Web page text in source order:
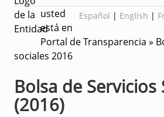
Español | English |
usted
está en
Portal de Transparencia »
sociales 2016
Bolsa de Servicios
(2016)